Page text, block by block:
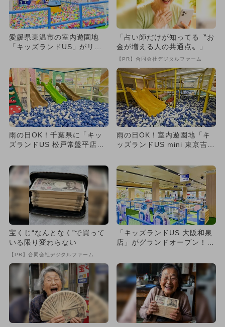
愛媛県東温市の室内遊園地
「キッズランドUS」がリニ
「占い師だけが知ってる〝お
金が増える人の共通点〟」
【PR】合同会社デジタルファーム
雨の日OK！千葉県に「キッ
ズランドUS 松戸常盤平店」
雨の日OK！室内遊園地「キ
ッズランドUS mini 東京吉祥
宝くじ“なんとなく”で買って
いる限り変わらない
【PR】合同会社デジタルファーム
「キッズランドUS 大阪和泉
店」がグランドオープン！
園...